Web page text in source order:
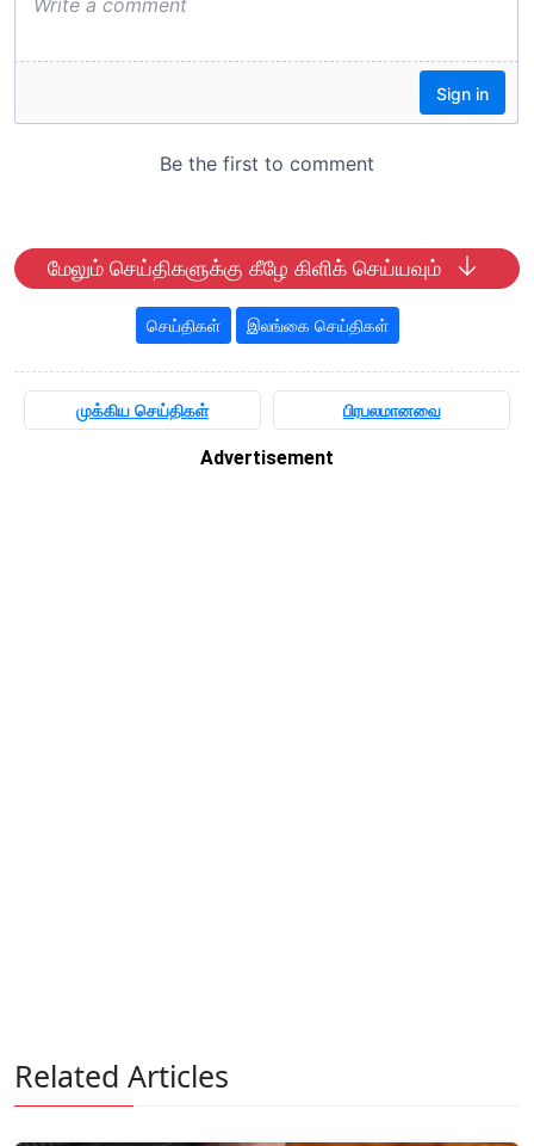
மேலும் செய்திகளுக்கு கீழே கிளிக் செய்யவும்
செய்திகள் இலங்கை செய்திகள்
முக்கிய செய்திகள் பிரபலமானவை
Advertisement
Related Articles